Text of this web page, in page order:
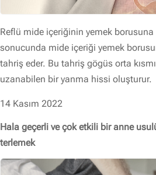
Reflü mide içeriğinin yemek borusuna
sonucunda mide içeriği yemek
tahriş eder. Bu tahriş gögüs orta
uzanabilen bir yanma hissi oluşturur.
14 Kasım 2022
Hala geçerli ve çok etkili bir anne
terlemek